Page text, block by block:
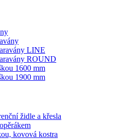
LINE
ROUND
1600 mm
1900 mm
židle a křesla
kovová kostra